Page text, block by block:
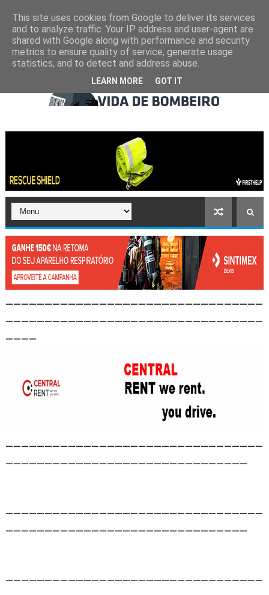
This site uses cookies from Google to deliver its services
and to analyze traffic. Your IP address and user-agent are
shared with Google along with performance and security
metrics to ensure quality of service, generate usage
statistics, and to detect and address abuse.
LEARN MORE GOT IT